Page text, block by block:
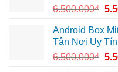
hạn6.500.000₫
Android Box
Tận Nơi Uy Tín
6.500.000₫